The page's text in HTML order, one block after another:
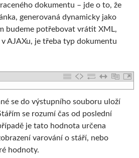
dokumentu – jde o to, že
generovaná dynamicky jako
budeme potřebovat vrátit XML,
AJAXu, je třeba typ dokumentu
se do výstupního souboru uloží
se rozumí čas od poslední
je tato hodnota určena
varování o stáří, nebo
hodnoty.